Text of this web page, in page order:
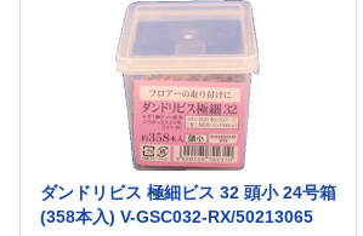
ダンドリビス 極細ビス 32 頭小 24号箱
(358本入) V-GSC032-RX/50213065